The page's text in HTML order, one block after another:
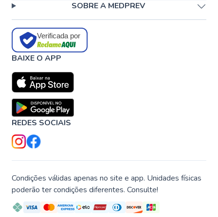
SOBRE A MEDPREV
Verificada por
BAIXE O APP
REDES SOCIAIS
Condições válidas apenas no site e app. Unidades físicas
poderão ter condições diferentes. Consulte!